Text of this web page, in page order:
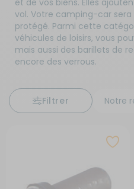
et de vos biens. Elles
vol. Votre camping-car
protégé. Parmi cette
véhicules de loisirs, vous
mais aussi des barillets de
encore des verrous.
Filtrer